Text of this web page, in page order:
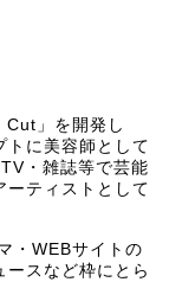
」を開発し
トに美容師として
・雑誌等で芸能
ーティストとして
・WEBサイトの
ースなど枠にとら